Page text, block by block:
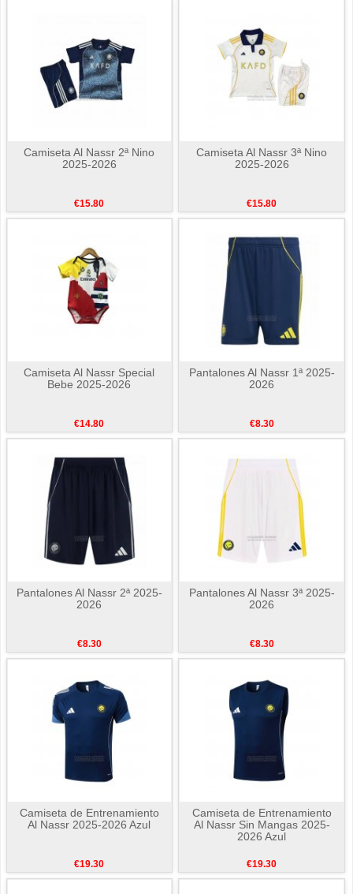
Camiseta Al Nassr 2ª Nino
2025-2026
€15.80
Camiseta Al Nassr 3ª Nino
2025-2026
€15.80
Camiseta Al Nassr Special
Bebe 2025-2026
€14.80
Pantalones Al Nassr 1ª 2025-
2026
€8.30
Pantalones Al Nassr 2ª 2025-
2026
€8.30
Pantalones Al Nassr 3ª 2025-
2026
€8.30
Camiseta de Entrenamiento
Al Nassr 2025-2026 Azul
€19.30
Camiseta de Entrenamiento
Al Nassr Sin Mangas 2025-
2026 Azul
€19.30